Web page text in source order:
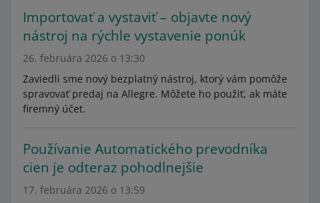
Importovať a vystaviť – objavte nový
nástroj na rýchle vystavenie ponúk
26. februára 2026 o 13:30
Zaviedli sme nový bezplatný nástroj, ktorý vám pomôže
spravovať predaj na Allegre. Môžete ho použiť, ak máte
firemný účet.
Používanie Automatického prevodníka
cien je odteraz pohodlnejšie
17. februára 2026 o 13:59